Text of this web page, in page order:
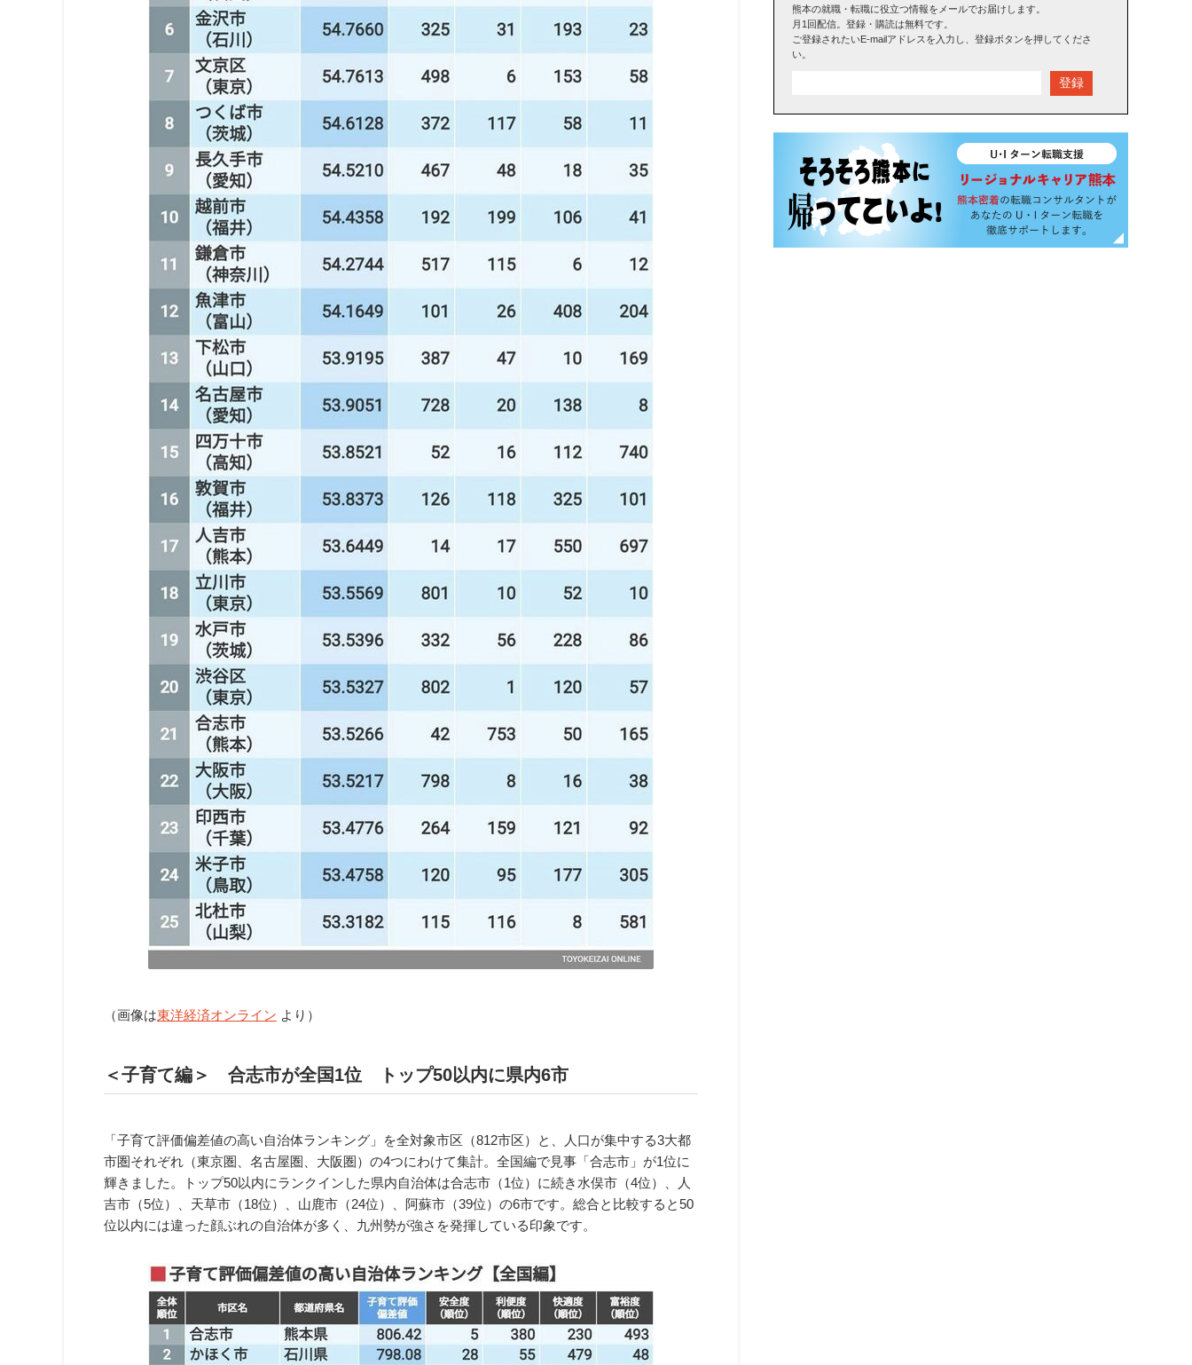
（画像は東洋経済オンライン より）
＜子育て編＞ 合志市が全国1位 トップ50以内に県内6市
「子育て評価偏差値の高い自治体ランキング」を全対象市区（812市区）と、人口が集中する3大都
市圏それぞれ（東京圏、名古屋圏、大阪圏）の4つにわけて集計。全国編で見事「合志市」が1位に
輝きました。トップ50以内にランクインした県内自治体は合志市（1位）に続き水俣市（4位）、人
吉市（5位）、天草市（18位）、山鹿市（24位）、阿蘇市（39位）の6市です。総合と比較すると50
位以内には違った顔ぶれの自治体が多く、九州勢が強さを発揮している印象です。
熊本の就職・転職に役立つ情報をメールでお届けします。
月1回配信。登録・購読は無料です。
ご登録されたいE-mailアドレスを入力し、登録ボタンを押してくださ
い。
登録